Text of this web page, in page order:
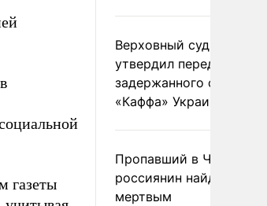
газеты
Верховный суд Швеции
утвердил передачу
задержанного
«Каффа» Украине
Пропавший в
россиянин найден
мертвым